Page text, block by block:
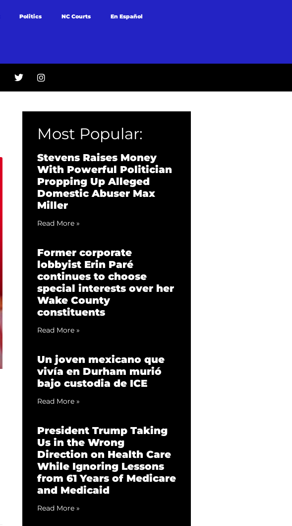
Politics NC Courts En Español
Most Popular:
Stevens Raises Money
With Powerful Politician
Propping Up Alleged
Domestic Abuser Max
Miller
Read More »
Former corporate
lobbyist Erin Paré
continues to choose
special interests over her
Wake County
constituents
Read More »
Un joven mexicano que
vivía en Durham murió
bajo custodia de ICE
Read More »
President Trump Taking
Us in the Wrong
Direction on Health Care
While Ignoring Lessons
from 61 Years of Medicare
and Medicaid
Read More »